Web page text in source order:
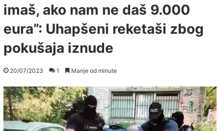
imaš, ako nam ne daš 9.000
eura”: Uhapšeni reketaši zbog
pokušaja iznude
20/07/2023 1 Manje od minute